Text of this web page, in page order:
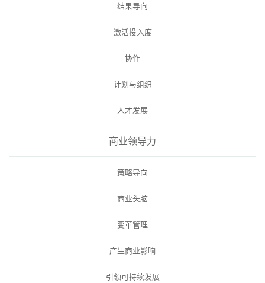
结果导向
激活投入度
协作
计划与组织
人才发展
商业领导力
策略导向
商业头脑
变革管理
产生商业影响
引领可持续发展